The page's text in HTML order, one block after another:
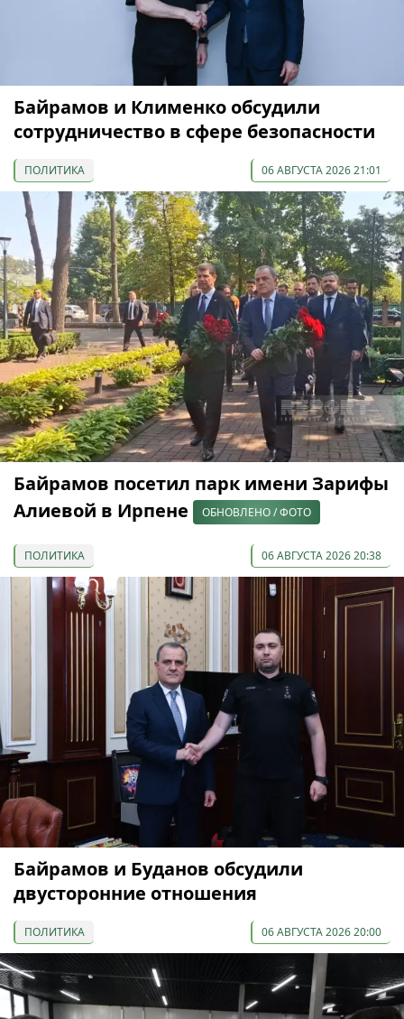
Байрамов и Клименко обсудили
сотрудничество в сфере безопасности
ПОЛИТИКА 06 АВГУСТА 2026 21:01
Байрамов посетил парк имени Зарифы
Алиевой в Ирпене
ОБНОВЛЕНО / ФОТО
ПОЛИТИКА 06 АВГУСТА 2026 20:38
Байрамов и Буданов обсудили
двусторонние отношения
ПОЛИТИКА 06 АВГУСТА 2026 20:00